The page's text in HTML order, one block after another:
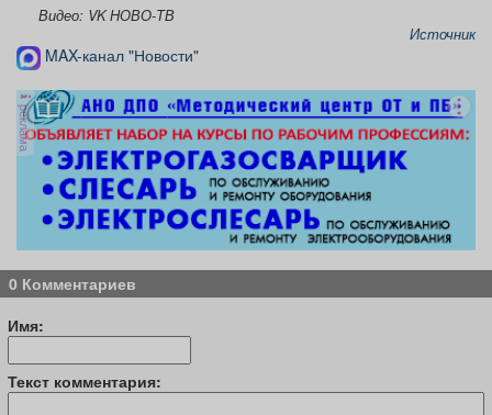
Видео: VK НОВО-ТВ
Источник
MAX-канал "Новости"
реклама
0 Комментариев
Имя:
Текст комментария: